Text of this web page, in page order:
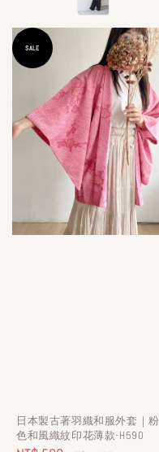
SALE
日本製古著羽織和服外套｜粉
色和風織紋印花薄款-H590